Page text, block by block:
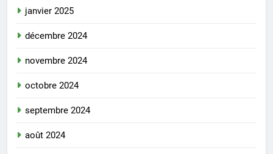
janvier 2025
décembre 2024
novembre 2024
octobre 2024
septembre 2024
août 2024